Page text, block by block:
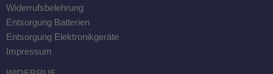
Widerrufsbelehrung
Entsorgung Batterien
Entsorgung Elektronikgeräte
Impressum